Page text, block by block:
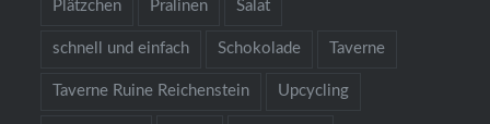
Plätzchen Pralinen Salat
schnell und einfach Schokolade Taverne
Taverne Ruine Reichenstein Upcycling